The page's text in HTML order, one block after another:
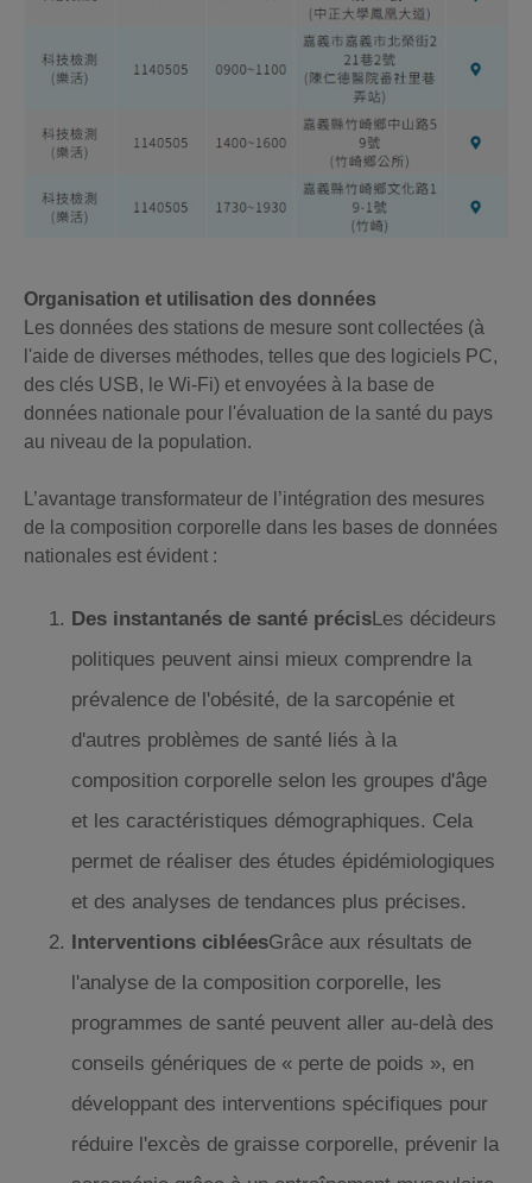
Organisation et utilisation des données
Les données des stations de mesure sont collectées (à
l'aide de diverses méthodes, telles que des logiciels PC,
des clés USB, le Wi-Fi) et envoyées à la base de
données nationale pour l'évaluation de la santé du pays
au niveau de la population.
L’avantage transformateur de l’intégration des mesures
de la composition corporelle dans les bases de données
nationales est évident :
Des instantanés de santé précisLes décideurs
politiques peuvent ainsi mieux comprendre la
prévalence de l'obésité, de la sarcopénie et
d'autres problèmes de santé liés à la
composition corporelle selon les groupes d'âge
et les caractéristiques démographiques. Cela
permet de réaliser des études épidémiologiques
et des analyses de tendances plus précises.
Interventions cibléesGrâce aux résultats de
l'analyse de la composition corporelle, les
programmes de santé peuvent aller au-delà des
conseils génériques de « perte de poids », en
développant des interventions spécifiques pour
réduire l'excès de graisse corporelle, prévenir la